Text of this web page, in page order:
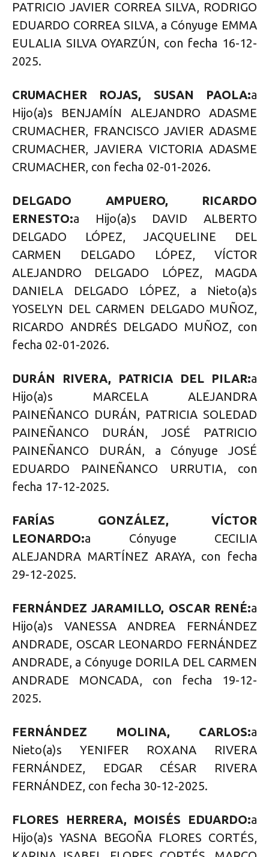
PATRICIO JAVIER CORREA SILVA, RODRIGO
EDUARDO CORREA SILVA, a Cónyuge EMMA
EULALIA SILVA OYARZÚN, con fecha 16-12-
2025.
CRUMACHER ROJAS, SUSAN PAOLA:a
Hijo(a)s BENJAMÍN ALEJANDRO ADASME
CRUMACHER, FRANCISCO JAVIER ADASME
CRUMACHER, JAVIERA VICTORIA ADASME
CRUMACHER, con fecha 02-01-2026.
DELGADO AMPUERO, RICARDO
ERNESTO:a Hijo(a)s DAVID ALBERTO
DELGADO LÓPEZ, JACQUELINE DEL
CARMEN DELGADO LÓPEZ, VÍCTOR
ALEJANDRO DELGADO LÓPEZ, MAGDA
DANIELA DELGADO LÓPEZ, a Nieto(a)s
YOSELYN DEL CARMEN DELGADO MUÑOZ,
RICARDO ANDRÉS DELGADO MUÑOZ, con
fecha 02-01-2026.
DURÁN RIVERA, PATRICIA DEL PILAR:a
Hijo(a)s MARCELA ALEJANDRA
PAINEÑANCO DURÁN, PATRICIA SOLEDAD
PAINEÑANCO DURÁN, JOSÉ PATRICIO
PAINEÑANCO DURÁN, a Cónyuge JOSÉ
EDUARDO PAINEÑANCO URRUTIA, con
fecha 17-12-2025.
FARÍAS GONZÁLEZ, VÍCTOR
LEONARDO:a Cónyuge CECILIA
ALEJANDRA MARTÍNEZ ARAYA, con fecha
29-12-2025.
FERNÁNDEZ JARAMILLO, OSCAR RENÉ:a
Hijo(a)s VANESSA ANDREA FERNÁNDEZ
ANDRADE, OSCAR LEONARDO FERNÁNDEZ
ANDRADE, a Cónyuge DORILA DEL CARMEN
ANDRADE MONCADA, con fecha 19-12-
2025.
FERNÁNDEZ MOLINA, CARLOS:a
Nieto(a)s YENIFER ROXANA RIVERA
FERNÁNDEZ, EDGAR CÉSAR RIVERA
FERNÁNDEZ, con fecha 30-12-2025.
FLORES HERRERA, MOISÉS EDUARDO:a
Hijo(a)s YASNA BEGOÑA FLORES CORTÉS,